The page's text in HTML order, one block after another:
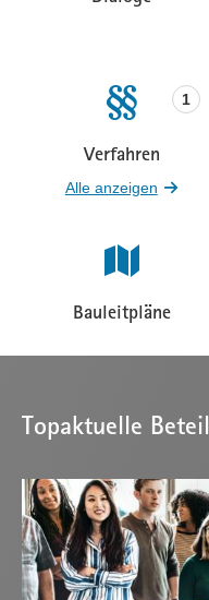
Verfahren
1
Beteiligungen
Alle anzeigen
Bauleitpläne
Topaktuelle